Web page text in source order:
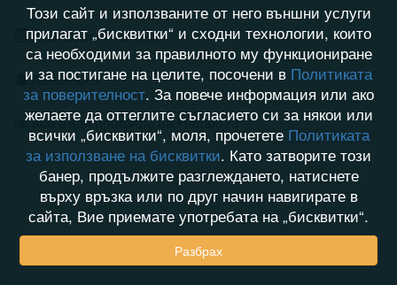
Хронология на игри
Активност
Кой видя профила на Rambo73
Този сайт и използваните от него външни услуги
прилагат „бисквитки“ и сходни технологии, които
са необходими за правилното му функциониране
и за постигане на целите, посочени в Политиката
за поверителност. За повече информация или ако
желаете да оттеглите съгласието си за някои или
всички „бисквитки“, моля, прочетете Политиката
за използване на бисквитки. Като затворите този
банер, продължите разглеждането, натиснете
върху връзка или по друг начин навигирате в
сайта, Вие приемате употребата на „бисквитки“.
Разбрах